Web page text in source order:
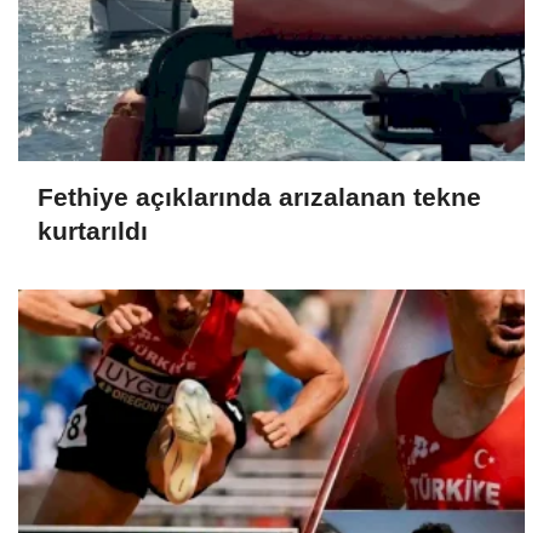
Fethiye açıklarında arızalanan tekne
kurtarıldı